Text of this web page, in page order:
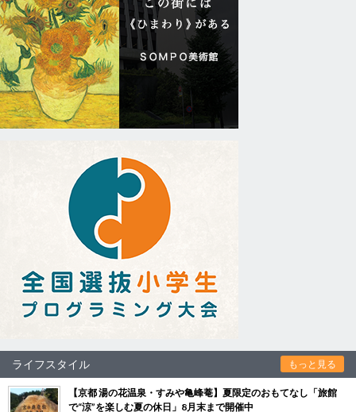
ライフスタイル もっと見る
【京都 湯の花温泉・すみや亀峰菴】夏限定のおもてなし「旅館
で“涼”を楽しむ夏の休日」8月末まで開催中